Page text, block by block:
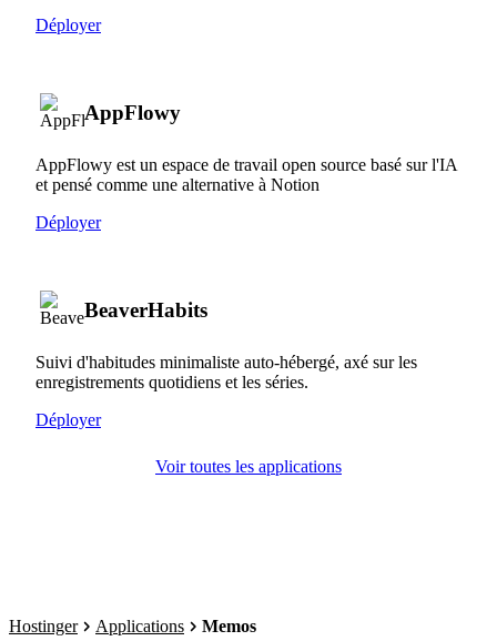
Déployer
AppFlowy
AppFlowy est un espace de travail open source basé sur l'IA
et pensé comme une alternative à Notion
Déployer
BeaverHabits
Suivi d'habitudes minimaliste auto-hébergé, axé sur les
enregistrements quotidiens et les séries.
Déployer
Voir toutes les applications
Hostinger Applications Memos